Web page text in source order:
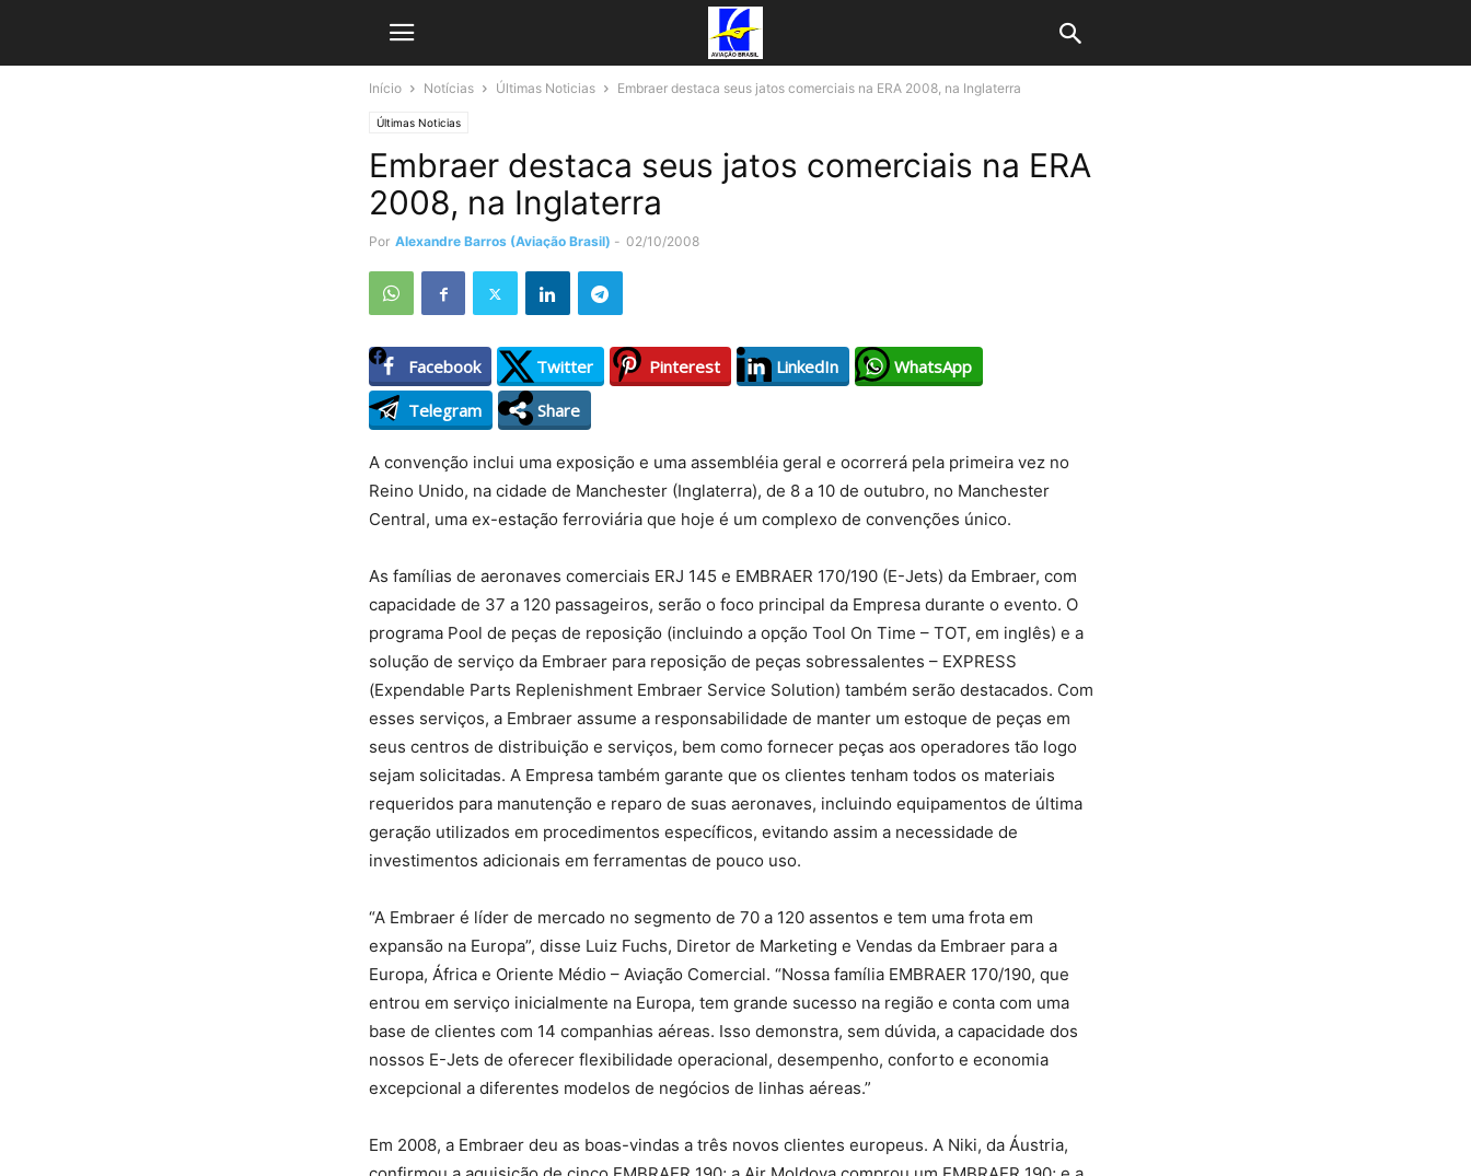
Início Notícias Últimas Noticias Embraer destaca seus jatos comerciais na ERA 2008, na Inglaterra
Últimas Noticias
Embraer destaca seus jatos comerciais na ERA
2008, na Inglaterra
Por Alexandre Barros (Aviação Brasil) - 02/10/2008
Facebook Twitter Pinterest LinkedIn
WhatsApp
Telegram
Share
A convenção inclui uma exposição e uma assembléia geral e ocorrerá pela primeira vez no
Reino Unido, na cidade de Manchester (Inglaterra), de 8 a 10 de outubro, no Manchester
Central, uma ex-estação ferroviária que hoje é um complexo de convenções único.
As famílias de aeronaves comerciais ERJ 145 e EMBRAER 170/190 (E-Jets) da Embraer, com
capacidade de 37 a 120 passageiros, serão o foco principal da Empresa durante o evento. O
programa Pool de peças de reposição (incluindo a opção Tool On Time – TOT, em inglês) e a
solução de serviço da Embraer para reposição de peças sobressalentes – EXPRESS
(Expendable Parts Replenishment Embraer Service Solution) também serão destacados. Com
esses serviços, a Embraer assume a responsabilidade de manter um estoque de peças em
seus centros de distribuição e serviços, bem como fornecer peças aos operadores tão logo
sejam solicitadas. A Empresa também garante que os clientes tenham todos os materiais
requeridos para manutenção e reparo de suas aeronaves, incluindo equipamentos de última
geração utilizados em procedimentos específicos, evitando assim a necessidade de
investimentos adicionais em ferramentas de pouco uso.
“A Embraer é líder de mercado no segmento de 70 a 120 assentos e tem uma frota em
expansão na Europa”, disse Luiz Fuchs, Diretor de Marketing e Vendas da Embraer para a
Europa, África e Oriente Médio – Aviação Comercial. “Nossa família EMBRAER 170/190, que
entrou em serviço inicialmente na Europa, tem grande sucesso na região e conta com uma
base de clientes com 14 companhias aéreas. Isso demonstra, sem dúvida, a capacidade dos
nossos E-Jets de oferecer flexibilidade operacional, desempenho, conforto e economia
excepcional a diferentes modelos de negócios de linhas aéreas.”
Em 2008, a Embraer deu as boas-vindas a três novos clientes europeus. A Niki, da Áustria,